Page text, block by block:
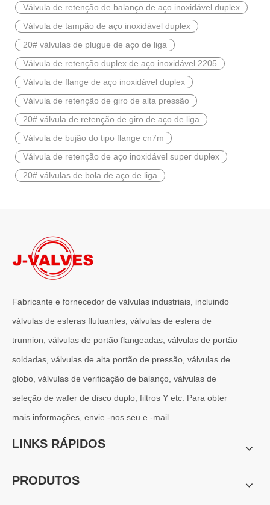
2026-07-01
Por que os sistemas marítimos confiam nas válvulas gaveta C95800
Os sistemas de engenharia naval operam em alguns dos
2026-07-01
2026-06-30
Válvula de retenção de balanço de aço inoxidável duplex
Válvula de tampão de aço inoxidável duplex
20# válvulas de plugue de aço de liga
Válvula de retenção duplex de aço inoxidável 2205
Válvula de flange de aço inoxidável duplex
Válvula de retenção de giro de alta pressão
20# válvula de retenção de giro de aço de liga
Válvula de bujão do tipo flange cn7m
Válvula de retenção de aço inoxidável super duplex
20# válvulas de bola de aço de liga
Fabricante e fornecedor de válvulas industriais, incluindo
válvulas de esferas flutuantes, válvulas de esfera de
trunnion, válvulas de portão flangeadas, válvulas de portão
soldadas, válvulas de alta portão de pressão, válvulas de
globo, válvulas de verificação de balanço, válvulas de
seleção de wafer de disco duplo, filtros Y etc. Para obter
mais informações, envie -nos seu e -mail.
LINKS RÁPIDOS
PRODUTOS